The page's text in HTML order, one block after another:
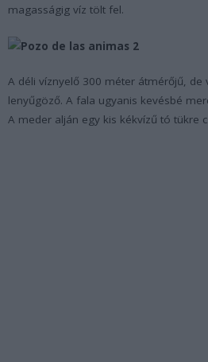
magasságig víz tölt fel.
A déli víznyelő 300 méter átmérőjű, de
lenyűgöző. A fala ugyanis kevésbé
A meder alján egy kis kékvízű tó tükre